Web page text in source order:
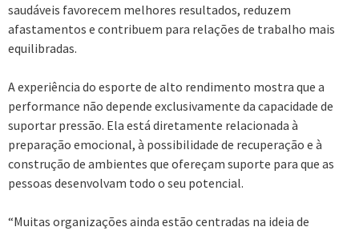
saudáveis favorecem melhores resultados, reduzem
afastamentos e contribuem para relações de trabalho mais
equilibradas.
A experiência do esporte de alto rendimento mostra que a
performance não depende exclusivamente da capacidade de
suportar pressão. Ela está diretamente relacionada à
preparação emocional, à possibilidade de recuperação e à
construção de ambientes que ofereçam suporte para que as
pessoas desenvolvam todo o seu potencial.
“Muitas organizações ainda estão centradas na ideia de